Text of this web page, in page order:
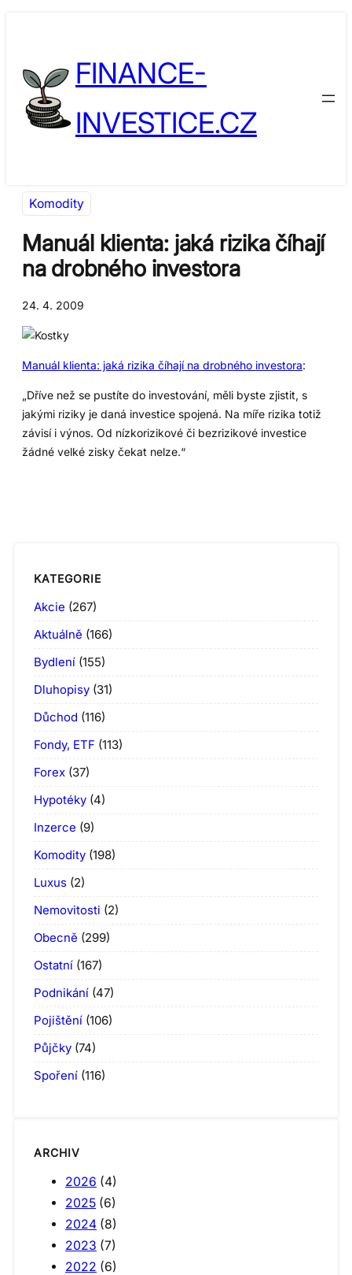
FINANCE-
INVESTICE.CZ
Komodity
Manuál klienta: jaká rizika číhají
na drobného investora
24. 4. 2009
Manuál klienta: jaká rizika číhají na drobného investora:
„Dříve než se pustíte do investování, měli byste zjistit, s
jakými riziky je daná investice spojená. Na míře rizika totiž
závisí i výnos. Od nízkorizikové či bezrizikové investice
žádné velké zisky čekat nelze.“
KATEGORIE
Akcie (267)
Aktuálně (166)
Bydlení (155)
Dluhopisy (31)
Důchod (116)
Fondy, ETF (113)
Forex (37)
Hypotéky (4)
Inzerce (9)
Komodity (198)
Luxus (2)
Nemovitosti (2)
Obecně (299)
Ostatní (167)
Podnikání (47)
Pojištění (106)
Půjčky (74)
Spoření (116)
ARCHIV
2026 (4)
2025 (6)
2024 (8)
2023 (7)
2022 (6)